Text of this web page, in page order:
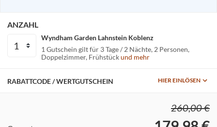
ANZAHL
Wyndham Garden Lahnstein Koblenz
1 Gutschein gilt für 3 Tage / 2 Nächte 2 Personen
Doppelzimmer Frühstückund mehr
RABATTCODE / WERTGUTSCHEIN HIER EINLÖSEN
260,00 €